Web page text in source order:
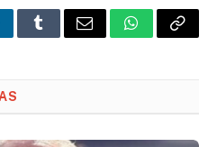
TumblrEmail WhatsApp
Copy